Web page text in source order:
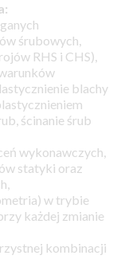
śrubowych,
RHS i CHS),
blachy
ścinanie śrub
wykonawczych,
statyki oraz
w trybie
każdej zmianie
kombinacji